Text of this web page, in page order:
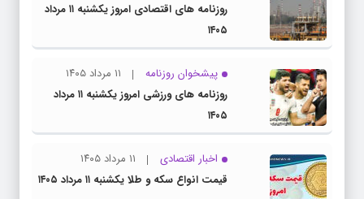
روزنامه های اقتصادی امروز یکشنبه ۱۱ مرداد
۱۴۰۵
پیشخوان روزنامه
۱۱ مرداد ۱۴۰۵
روزنامه های ورزشی امروز یکشنبه ۱۱ مرداد
۱۴۰۵
اخبار اقتصادی
۱۱ مرداد ۱۴۰۵
قیمت انواع سکه و طلا یکشنبه ۱۱ مرداد ۱۴۰۵